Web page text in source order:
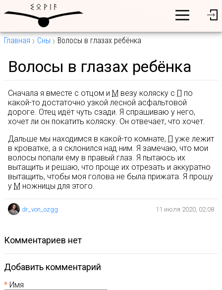
Главная Сны Волосы в глазах ребёнка
Волосы в глазах ребёнка
Сначала я вместе с отцом и М везу коляску с П по
какой-то достаточно узкой лесной асфальтовой
дороге. Отец идёт чуть сзади. Я спрашиваю у него,
хочет ли он покатить коляску. Он отвечает, что хочет.
Дальше мы находимся в какой-то комнате, П уже лежит
в кроватке, а я склонился над ним. Я замечаю, что мои
волосы попали ему в правый глаз. Я пытаюсь их
вытащить и решаю, что проще их отрезать и аккуратно
вытащить, чтобы моя голова не была прижата. Я прошу
у М ножницы для этого.
dr_von_ozgg 11 июля 2020, 02:08
комментариев нет
Добавить комментарий
Имя